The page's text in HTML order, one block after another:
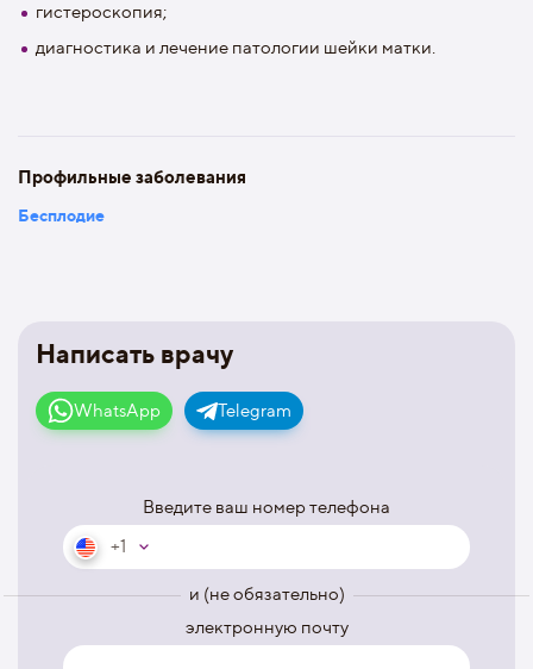
Написать врачу
WhatsApp Telegram
Введите ваш номер телефона
+1
и (не обязательно)
электронную почту
гистероскопия;
диагностика и лечение патологии шейки матки.
Профильные заболевания
Бесплодие